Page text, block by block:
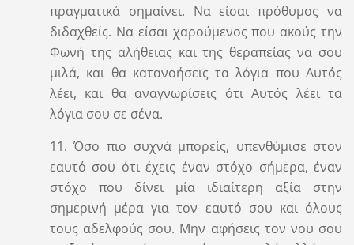
πραγματικά σημαίνει. Να είσαι πρόθυμος να
διδαχθείς. Να είσαι χαρούμενος που ακούς την
Φωνή της αλήθειας και της θεραπείας να σου
μιλά, και θα κατανοήσεις τα λόγια που Αυτός
λέει, και θα αναγνωρίσεις ότι Αυτός λέει τα
λόγια σου σε σένα.
11. Όσο πιο συχνά μπορείς, υπενθύμισε στον
εαυτό σου ότι έχεις έναν στόχο σήμερα, έναν
στόχο που δίνει μία ιδιαίτερη αξία στην
σημερινή μέρα για τον εαυτό σου και όλους
τους αδελφούς σου. Μην αφήσεις τον νου σου